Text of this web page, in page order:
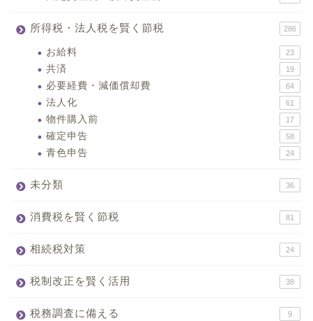
所得税・法人税を賢く節税 286
お給料 23
共済 19
必要経費・減価償却費 64
法人化 61
物件購入前 17
確定申告 58
青色申告 24
未分類 36
消費税を賢く節税 81
相続税対策 24
税制改正を賢く活用 38
税務調査に備える 9